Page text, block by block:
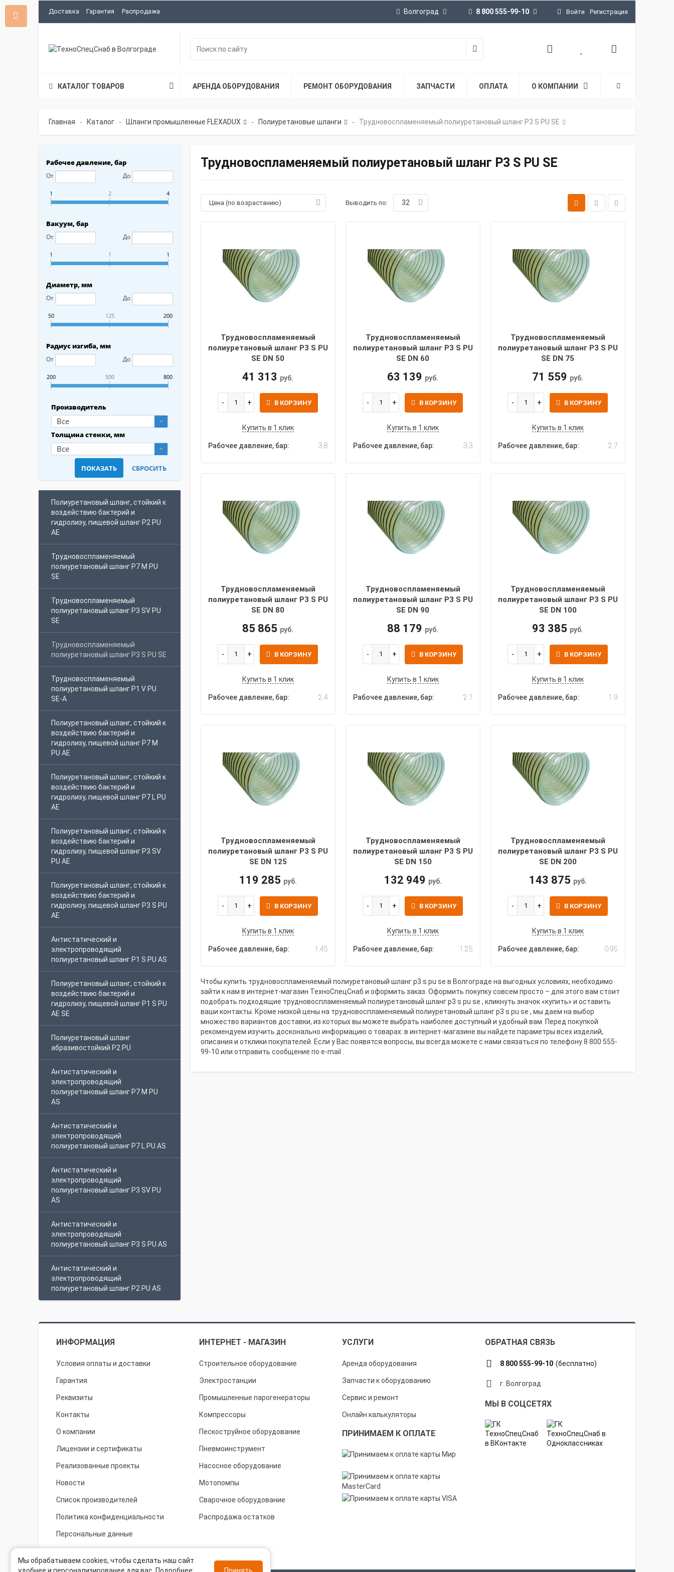
Доставка Гарантия Распродажа Волгоград 8 800 555-99-10 Войти Регистрация
КАТАЛОГ ТОВАРОВ АРЕНДА ОБОРУДОВАНИЯ РЕМОНТ ОБОРУДОВАНИЯ ЗАПЧАСТИ ОПЛАТА О КОМПАНИИ
Главная - Каталог - Шланги промышленные FLEXADUX - Полиуретановые шланги - Трудновоспламеняемый полиуретановый шланг P3 S PU SE
Рабочее давление, бар
От До
1 2 4
Вакуум, бар
От До
1 1 1
Диаметр, мм
От До
50 125 200
Радиус изгиба, мм
От До
200 500 800
Производитель
Все
Толщина стенки, мм
Все
Полиуретановый шланг, стойкий к
воздействию бактерий и
гидролизу, пищевой шланг P2 PU
AE
Трудновоспламеняемый
полиуретановый шланг P7 M PU
SE
Трудновоспламеняемый
полиуретановый шланг P3 SV PU
SE
Трудновоспламеняемый
полиуретановый шланг P3 S PU SE
Трудновоспламеняемый
полиуретановый шланг P1 V PU
SE-A
Полиуретановый шланг, стойкий к
воздействию бактерий и
гидролизу, пищевой шланг P7 M
PU AE
Полиуретановый шланг, стойкий к
воздействию бактерий и
гидролизу, пищевой шланг P7 L PU
AE
Полиуретановый шланг, стойкий к
воздействию бактерий и
гидролизу, пищевой шланг P3 SV
PU AE
Полиуретановый шланг, стойкий к
воздействию бактерий и
гидролизу, пищевой шланг P3 S PU
AE
Антистатический и
электропроводящий
полиуретановый шланг P1 S PU AS
Полиуретановый шланг, стойкий к
воздействию бактерий и
гидролизу, пищевой шланг P1 S PU
AE SE
Полиуретановый шланг
абразивостойкий P2 PU
Антистатический и
электропроводящий
полиуретановый шланг P7 M PU
AS
Антистатический и
электропроводящий
полиуретановый шланг P7 L PU AS
Антистатический и
электропроводящий
полиуретановый шланг P3 SV PU
AS
Антистатический и
электропроводящий
полиуретановый шланг P3 S PU AS
Антистатический и
электропроводящий
полиуретановый шланг P2 PU AS
Трудновоспламеняемый полиуретановый шланг P3 S PU SE
Цена (по возрастанию) Выводить по: 32
Трудновоспламеняемый
полиуретановый шланг P3 S PU
SE DN 50
41 313 руб.
В КОРЗИНУ
Купить в 1 клик
Рабочее давление, бар: 3.8
Трудновоспламеняемый
полиуретановый шланг P3 S PU
SE DN 60
63 139 руб.
В КОРЗИНУ
Купить в 1 клик
Рабочее давление, бар: 3.3
Трудновоспламеняемый
полиуретановый шланг P3 S PU
SE DN 75
71 559 руб.
В КОРЗИНУ
Купить в 1 клик
Рабочее давление, бар: 2.7
Трудновоспламеняемый
полиуретановый шланг P3 S PU
SE DN 80
85 865 руб.
В КОРЗИНУ
Купить в 1 клик
Рабочее давление, бар: 2.4
Трудновоспламеняемый
полиуретановый шланг P3 S PU
SE DN 90
88 179 руб.
В КОРЗИНУ
Купить в 1 клик
Рабочее давление, бар: 2.1
Трудновоспламеняемый
полиуретановый шланг P3 S PU
SE DN 100
93 385 руб.
В КОРЗИНУ
Купить в 1 клик
Рабочее давление, бар: 1.9
Трудновоспламеняемый
полиуретановый шланг P3 S PU
SE DN 125
119 285 руб.
В КОРЗИНУ
Купить в 1 клик
Рабочее давление, бар: 1.45
Трудновоспламеняемый
полиуретановый шланг P3 S PU
SE DN 150
132 949 руб.
В КОРЗИНУ
Купить в 1 клик
Рабочее давление, бар: 1.25
Трудновоспламеняемый
полиуретановый шланг P3 S PU
SE DN 200
143 875 руб.
В КОРЗИНУ
Купить в 1 клик
Рабочее давление, бар: 0.95
Чтобы купить трудновоспламеняемый полиуретановый шланг p3 s pu se в Волгограде на выгодных условиях, необходимо
зайти к нам в интернет-магазин ТехноСпецСнаб и оформить заказ. Оформить покупку совсем просто – для этого вам стоит
подобрать подходящие трудновоспламеняемый полиуретановый шланг p3 s pu se , кликнуть значок «купить» и оставить
ваши контакты. Кроме низкой цены на трудновоспламеняемый полиуретановый шланг p3 s pu se , мы даем на выбор
множество вариантов доставки, из которых вы можете выбрать наиболее доступный и удобный вам. Перед покупкой
рекомендуем изучить досконально информацию о товарах: в интернет-магазине вы найдете параметры всех изделий,
описания и отклики покупателей. Если у Вас появятся вопросы, вы всегда можете с нами связаться по телефону 8 800 555-
99-10 или отправить сообщение по e-mail .
ИНФОРМАЦИЯ ИНТЕРНЕТ - МАГАЗИН УСЛУГИ ОБРАТНАЯ СВЯЗЬ
Условия оплаты и доставки
Гарантия
Реквизиты
Контакты
О компании
Лицензии и сертификаты
Реализованные проекты
Новости
Список производителей
Политика конфиденциальности
Персональные данные
Строительное оборудование
Электростанции
Промышленные парогенераторы
Компрессоры
Пескоструйное оборудование
Пневмоинструмент
Насосное оборудование
Мотопомпы
Сварочное оборудование
Распродажа остатков
Аренда оборудования
Запчасти к оборудованию
Сервис и ремонт
Онлайн калькуляторы
ПРИНИМАЕМ К ОПЛАТЕ
8 800 555-99-10 (бесплатно)
г. Волгоград
МЫ В СОЦСЕТЯХ
Мы обрабатываем cookies, чтобы сделать наш сайт